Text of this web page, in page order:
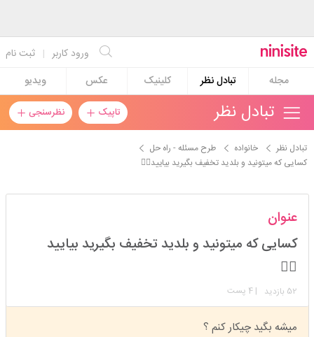
ثبت نام | ورود کاربر
مجله
تبادل نظر کلینیک عکس ویدیو
تاپیک نظرسنجی تبادل نظر
تبادل نظر خانواده
طرح مسئله - راه حل
کسایی که میتونید و بلدید تخفیف بگیرید بیایید🖐🏻
عضویت: 1399/02/21
عنوان
کسایی که میتونید و بلدید تخفیف بگیرید بیایید
🖐🏻
52 بازدید | 4 پست
میشه بگید چیکار کنم ؟